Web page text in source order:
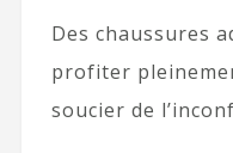
Des chaussures
profiter
soucier de